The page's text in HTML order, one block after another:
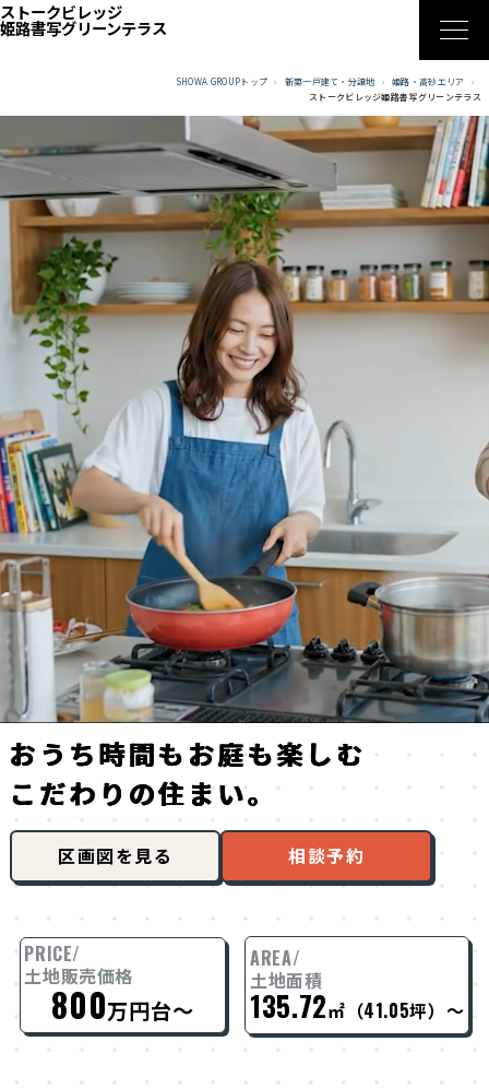
ストークビレッジ
姫路書写グリーンテラス
区画図
ロケーション
性能
物件概要
その他分譲地
昭和住宅TOP
SHOWA GROUPの想い
お問合せ・資料請求
来場予約
SHOWA GROUPトップ 新築一戸建て・分譲地
姫路・高砂エリア
ストークビレッジ姫路書写グリーンテラス
おうち時間もお庭も楽しむ
こだわりの住まい。
区画図を見る 相談予約
PRICE/
土地販売価格
800万円台～
AREA/
土地面積
135.72㎡（41.05坪）～